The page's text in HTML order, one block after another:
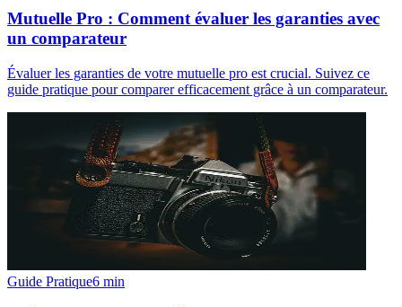
Mutuelle Pro : Comment évaluer les garanties avec
un comparateur
Évaluer les garanties de votre mutuelle pro est crucial. Suivez ce
guide pratique pour comparer efficacement grâce à un comparateur.
Guide Pratique6 min